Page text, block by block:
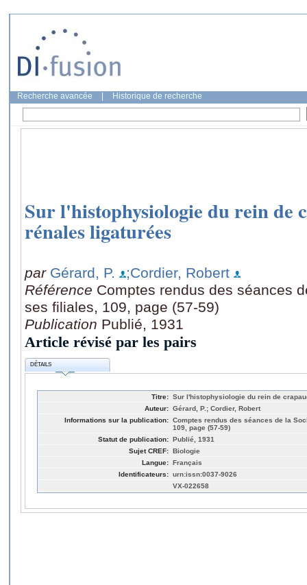
Recherche avancée Historique de recherche
Sur l'histophysiologie du rein de
rénales ligaturées
par Gérard, P.
;Cordier, Robert
Référence Comptes rendus des séances
ses filiales, 109, page (57-59)
Publication Publié, 1931
Article révisé par les pairs
DÉTAILS
Titre: Sur l'histophysiologie du rein de
Auteur: Gérard, P.; Cordier, Robert
Informations sur la publication: Comptes rendus des séances de la
109, page (57-59)
Statut de publication: Publié, 1931
Sujet CREF: Biologie
Langue: Français
Identificateurs: urn:issn:0037-9026
VX-022658